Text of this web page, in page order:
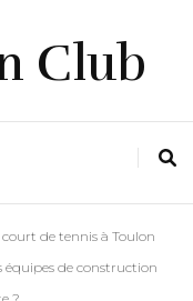
Club
de tennis à Toulon
équipes de construction